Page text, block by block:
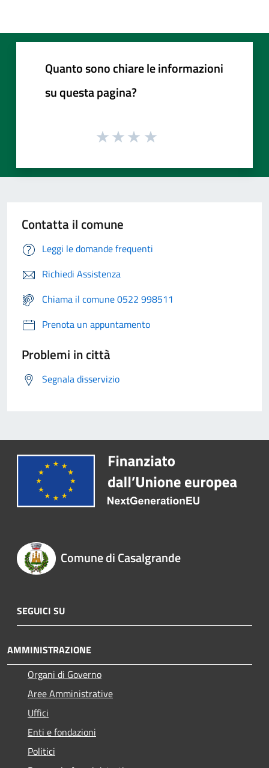
Quanto sono chiare le informazioni
su questa pagina?
Contatta il comune
Leggi le domande frequenti
Richiedi Assistenza
Chiama il comune 0522 998511
Prenota un appuntamento
Problemi in città
Segnala disservizio
Comune di Casalgrande
SEGUICI SU
AMMINISTRAZIONE
Organi di Governo
Aree Amministrative
Uffici
Enti e fondazioni
Politici